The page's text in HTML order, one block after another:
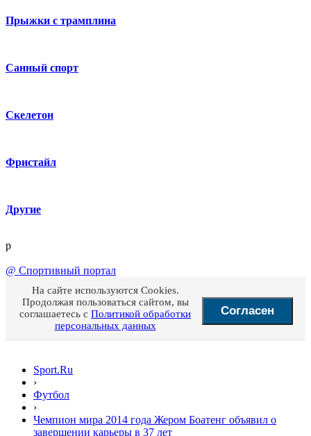
Прыжки с трамплина
Санный спорт
Скелетон
Фристайл
Другие
p
@ Спортивный портал
На сайте используются Cookies.
Продолжая пользоваться сайтом, вы
соглашаетесь с Политикой обработки
персональных данных
Согласен
Sport.Ru
›
Футбол
›
Чемпион мира 2014 года Жером Боатенг объявил о
завершении карьеры в 37 лет